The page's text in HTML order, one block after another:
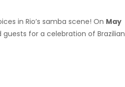
in Rio’s samba scene! On May
guests for a celebration of Brazilian